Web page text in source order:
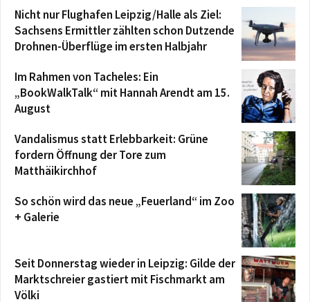
Nicht nur Flughafen Leipzig/Halle als Ziel:
Sachsens Ermittler zählten schon Dutzende
Drohnen-Überflüge im ersten Halbjahr
Im Rahmen von Tacheles: Ein
„BookWalkTalk“ mit Hannah Arendt am 15.
August
Vandalismus statt Erlebbarkeit: Grüne
fordern Öffnung der Tore zum
Matthäikirchhof
So schön wird das neue „Feuerland“ im Zoo
+ Galerie
Seit Donnerstag wieder in Leipzig: Gilde der
Marktschreier gastiert mit Fischmarkt am
Völki